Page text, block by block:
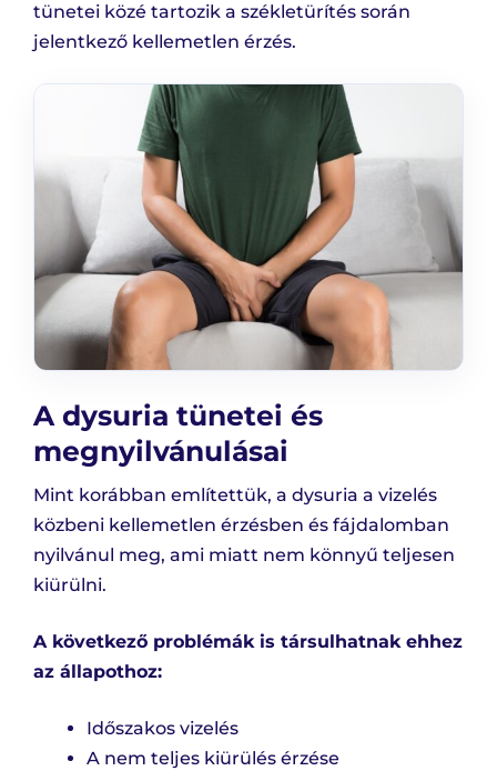
tünetei közé tartozik a székletürítés során
jelentkező kellemetlen érzés.
A dysuria tünetei és
megnyilvánulásai
Mint korábban említettük, a dysuria a vizelés
közbeni kellemetlen érzésben és fájdalomban
nyilvánul meg, ami miatt nem könnyű teljesen
kiürülni.
A következő problémák is társulhatnak ehhez
az állapothoz:
Időszakos vizelés
A nem teljes kiürülés érzése